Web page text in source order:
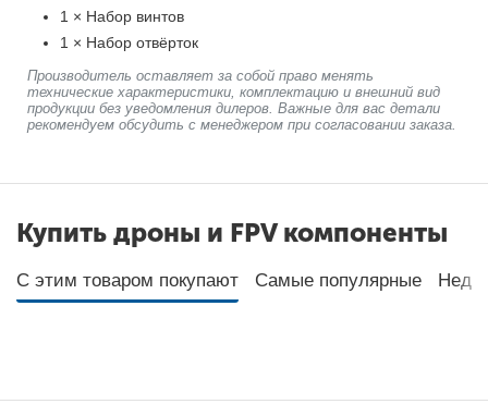
1 × Набор винтов
1 × Набор отвёрток
Производитель оставляет за собой право менять
технические характеристики, комплектацию и внешний вид
продукции без уведомления дилеров. Важные для вас детали
рекомендуем обсудить с менеджером при согласовании заказа.
Купить дроны и FPV компоненты
С этим товаром покупают Самые популярные